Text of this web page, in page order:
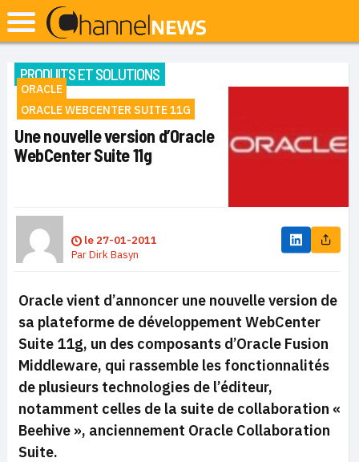
PRODUITS ET SOLUTIONS
ORACLE
ORACLE WEBCENTER SUITE 11G
Une nouvelle version d’Oracle
WebCenter Suite 11g
le 27-01-2011
ParDirk Basyn
Oracle vient d’annoncer une nouvelle version de
sa plateforme de développement WebCenter
Suite 11g, un des composants d’Oracle Fusion
Middleware, qui rassemble les fonctionnalités
de plusieurs technologies de l’éditeur,
notamment celles de la suite de collaboration «
Beehive », anciennement Oracle Collaboration
Suite.